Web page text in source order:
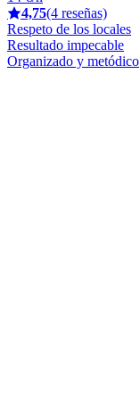
4,75(4 reseñas)
Respeto de los locales
Resultado impecable
Organizado y metódico